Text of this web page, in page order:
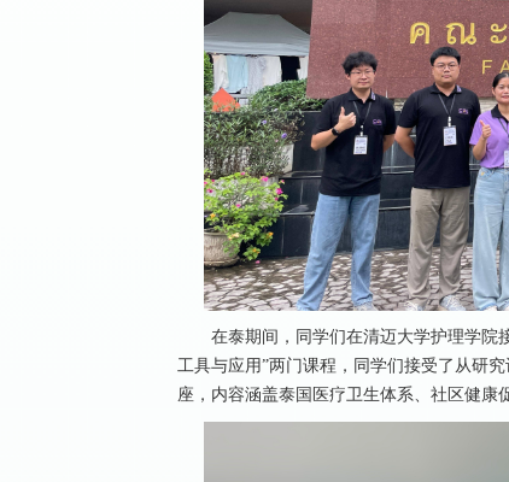
在泰期间，同学们在清迈大学护理学院
工具与应用”两门课程，同学们接受了从研
座，内容涵盖泰国医疗卫生体系、社区健康